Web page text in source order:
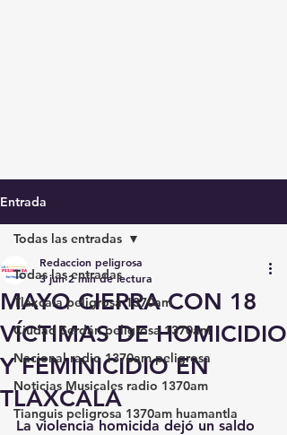
Entrada
Todas las entradas
Tlaxcala peligrosa 1370am
Ciudad Serdán peligrosa 1370am
Nacional radio 1370am peligrosa
Noticias Musicales radio 1370am
Tianguis peligrosa 1370am huamantla
Todas las entradas
MAYO CIERRA CON 18
VÍCTIMAS DE HOMICIDIO
Y FEMINICIDIO EN
TLAXCALA
Redaccion peligrosa
3 jun 2 min de lectura
La violencia homicida dejó un saldo